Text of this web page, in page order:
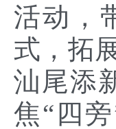
活动，
式，拓
汕尾添
焦“四